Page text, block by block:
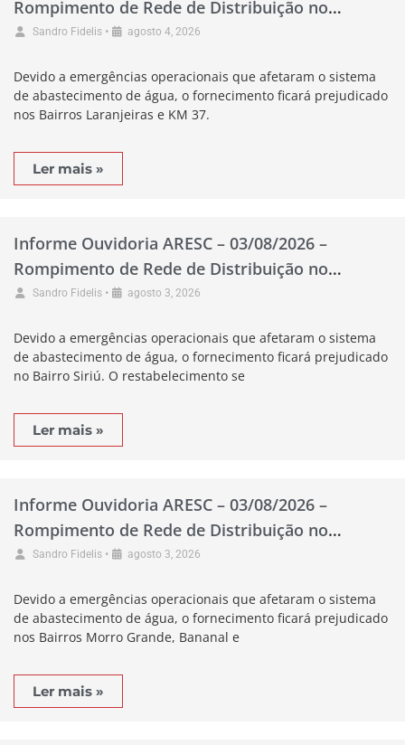
Rompimento de Rede de Distribuição no
Município de Pescaria Brava
Sandro Fidelis • agosto 4, 2026
Devido a emergências operacionais que afetaram o sistema
de abastecimento de água, o fornecimento ficará prejudicado
nos Bairros Laranjeiras e KM 37.
Ler mais »
Informe Ouvidoria ARESC – 03/08/2026 –
Rompimento de Rede de Distribuição no
Município de Garopaba
Sandro Fidelis • agosto 3, 2026
Devido a emergências operacionais que afetaram o sistema
de abastecimento de água, o fornecimento ficará prejudicado
no Bairro Siriú. O restabelecimento se
Ler mais »
Informe Ouvidoria ARESC – 03/08/2026 –
Rompimento de Rede de Distribuição no
Município de Laguna
Sandro Fidelis • agosto 3, 2026
Devido a emergências operacionais que afetaram o sistema
de abastecimento de água, o fornecimento ficará prejudicado
nos Bairros Morro Grande, Bananal e
Ler mais »